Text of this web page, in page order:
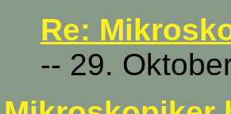
Re:
-- 29.